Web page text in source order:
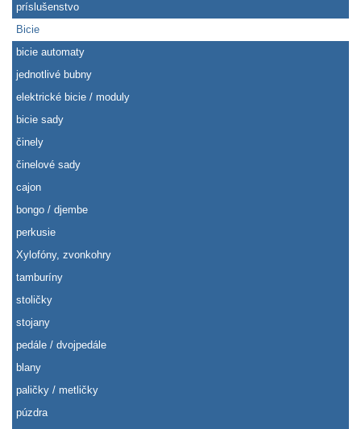
príslušenstvo
Bicie
bicie automaty
jednotlivé bubny
elektrické bicie / moduly
bicie sady
činely
činelové sady
cajon
bongo / djembe
perkusie
Xylofóny, zvonkohry
tamburíny
stoličky
stojany
pedále / dvojpedále
blany
paličky / metličky
púzdra